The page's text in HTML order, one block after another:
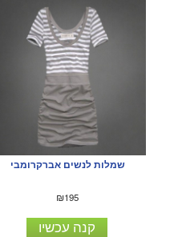
שמלות לנשים אברקרומבי
₪195
קנה עכשיו